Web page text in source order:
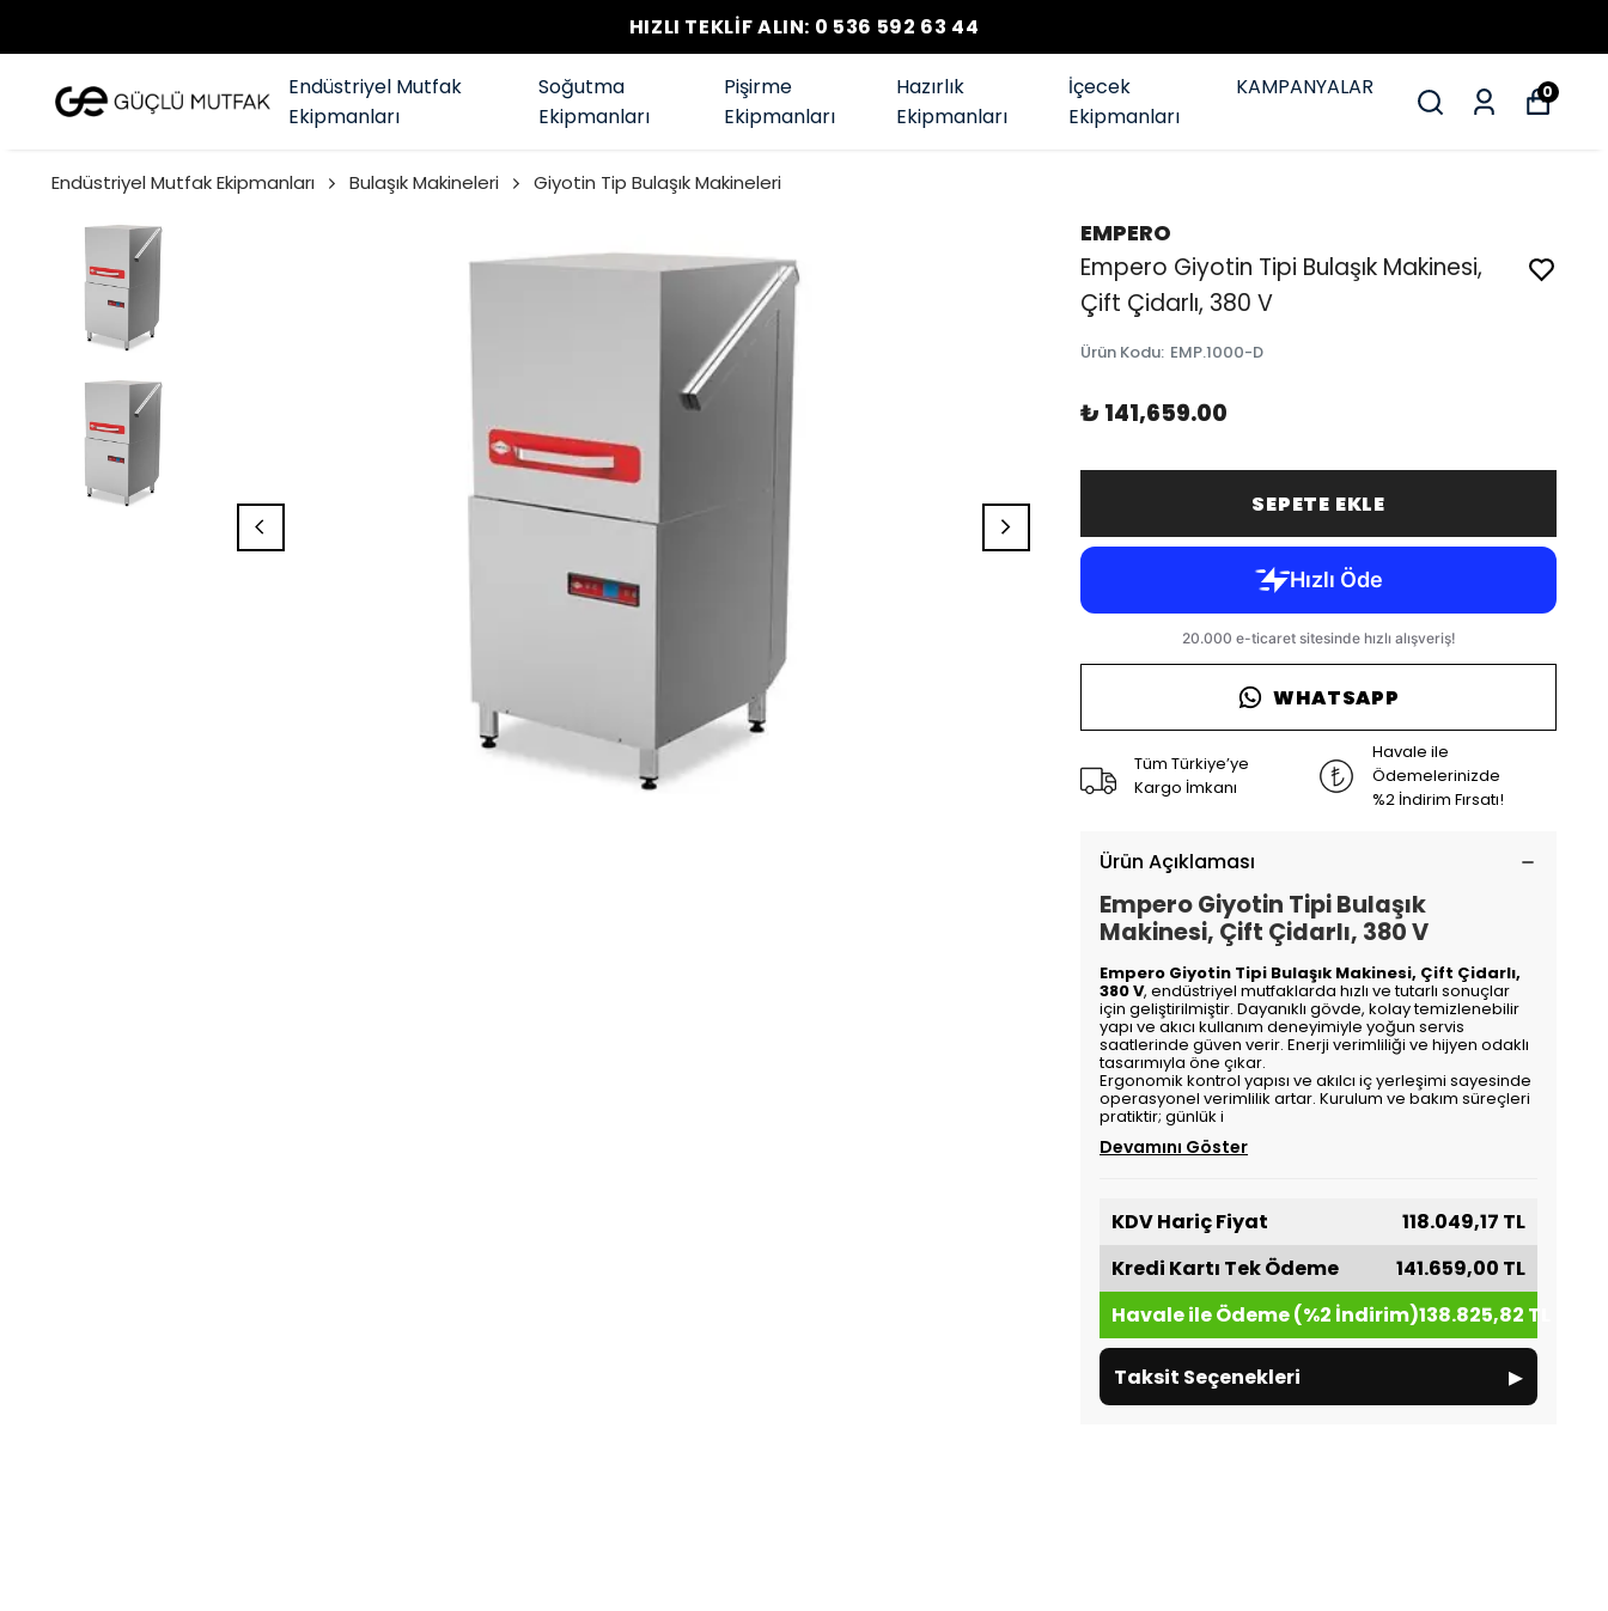
HIZLI TEKLİF ALIN: 0 536 592 63 44
Endüstriyel Mutfak
Ekipmanları
Soğutma
Ekipmanları
Pişirme
Ekipmanları
Hazırlık
Ekipmanları
İçecek
Ekipmanları
KAMPANYALAR 0
Endüstriyel Mutfak Ekipmanları Bulaşık Makineleri Giyotin Tip Bulaşık Makineleri
EMPERO
Empero Giyotin Tipi Bulaşık Makinesi,
Çift Çidarlı, 380 V
Ürün Kodu: EMP.1000-D
₺ 141,659.00
SEPETE EKLE
WHATSAPP
Tüm Türkiye’ye
Kargo İmkanı
Havale ile
Ödemelerinizde
%2 İndirim Fırsatı!
Ürün Açıklaması
Empero Giyotin Tipi Bulaşık
Makinesi, Çift Çidarlı, 380 V
Empero Giyotin Tipi Bulaşık Makinesi, Çift Çidarlı,
380 V, endüstriyel mutfaklarda hızlı ve tutarlı sonuçlar
için geliştirilmiştir. Dayanıklı gövde, kolay temizlenebilir
yapı ve akıcı kullanım deneyimiyle yoğun servis
saatlerinde güven verir. Enerji verimliliği ve hijyen odaklı
tasarımıyla öne çıkar.
Ergonomik kontrol yapısı ve akılcı iç yerleşimi sayesinde
operasyonel verimlilik artar. Kurulum ve bakım süreçleri
pratiktir; günlük i
Devamını Göster
KDV Hariç Fiyat
118.049,17 TL
Kredi Kartı Tek Ödeme
141.659,00 TL
Havale ile Ödeme (%2 İndirim)138.825,82 TL
Taksit Seçenekleri ▸